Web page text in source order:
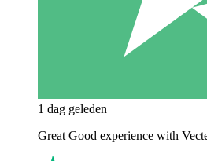
1 dag geleden
Great Good experience with